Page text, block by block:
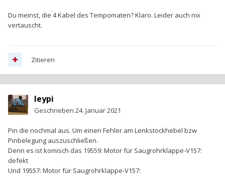
Du meinst, die 4 Kabel des Tempomaten? Klaro. Leider auch nix
vertauscht.
Zitieren
leypi
Geschrieben 24. Januar 2021
Pin die nochmal aus. Um einen Fehler am Lenkstockhebel bzw
Pinbelegung auszuschließen.
Denn es ist komisch das 19559: Motor für Saugrohrklappe-V157:
defekt
Und 19557: Motor für Saugrohrklappe-V157: